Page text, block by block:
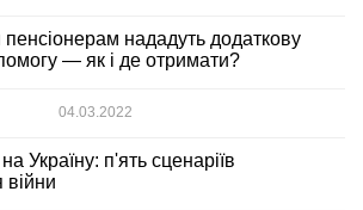
пенсіонерам нададуть додаткову
— як і де отримати?
04.03.2022
Україну: п'ять сценаріїв